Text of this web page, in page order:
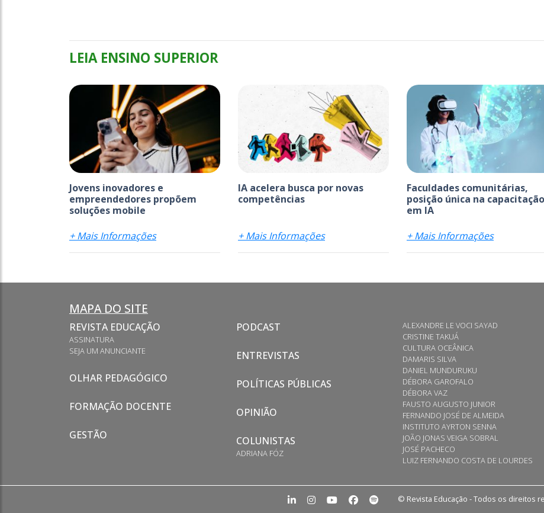
LEIA ENSINO SUPERIOR
Jovens inovadores e
empreendedores propõem
soluções mobile
+ Mais Informações
IA acelera busca por novas
competências
+ Mais Informações
Faculdades comunitárias,
posição única na capacitação
em IA
+ Mais Informações
MAPA DO SITE
REVISTA EDUCAÇÃO
ASSINATURA
SEJA UM ANUNCIANTE
OLHAR PEDAGÓGICO
FORMAÇÃO DOCENTE
GESTÃO
PODCAST
ENTREVISTAS
POLÍTICAS PÚBLICAS
OPINIÃO
COLUNISTAS
ADRIANA FÓZ
ALEXANDRE LE VOCI SAYAD
CRISTINE TAKUÁ
CULTURA OCEÂNICA
DAMARIS SILVA
DANIEL MUNDURUKU
DÉBORA GAROFALO
DÉBORA VAZ
FAUSTO AUGUSTO JUNIOR
FERNANDO JOSÉ DE ALMEIDA
INSTITUTO AYRTON SENNA
JOÃO JONAS VEIGA SOBRAL
JOSÉ PACHECO
LUIZ FERNANDO COSTA DE LOURDES
© Revista Educação - Todos os direitos